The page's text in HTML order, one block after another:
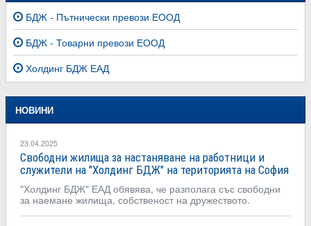
БДЖ - Пътнически превози ЕООД
БДЖ - Товарни превози ЕООД
Холдинг БДЖ ЕАД
НОВИНИ
23.04.2025
Свободни жилища за настаняване на работници и
служители на "Холдинг БДЖ" на територията на София
"Холдинг БДЖ" ЕАД обявява, че разполага със свободни
за наемане жилища, собственост на дружеството.